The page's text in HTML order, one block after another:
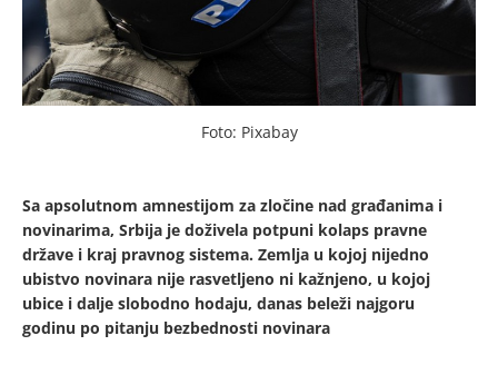
Foto: Pixabay
Sa apsolutnom amnestijom za zločine nad građanima i
novinarima, Srbija je doživela potpuni kolaps pravne
države i kraj pravnog sistema. Zemlja u kojoj nijedno
ubistvo novinara nije rasvetljeno ni kažnjeno, u kojoj
ubice i dalje slobodno hodaju, danas beleži najgoru
godinu po pitanju bezbednosti novinara